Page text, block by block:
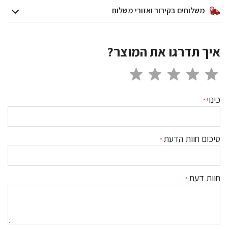
משלוחים בקירור ואזורי משלוח
איך תדרגו את המוצר?
כינוי
סיכום חוות הדעת
חוות דעת